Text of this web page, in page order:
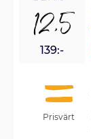
12,5
139:-
Prisvärt